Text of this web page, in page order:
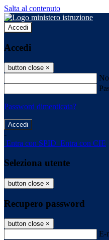
Salta al contenuto
Accedi
Accedi
button close ×
Password dimenticata?
-
Entra con SPID Entra con CIE
Seleziona utente
button close ×
Recupero password
button close ×
E-